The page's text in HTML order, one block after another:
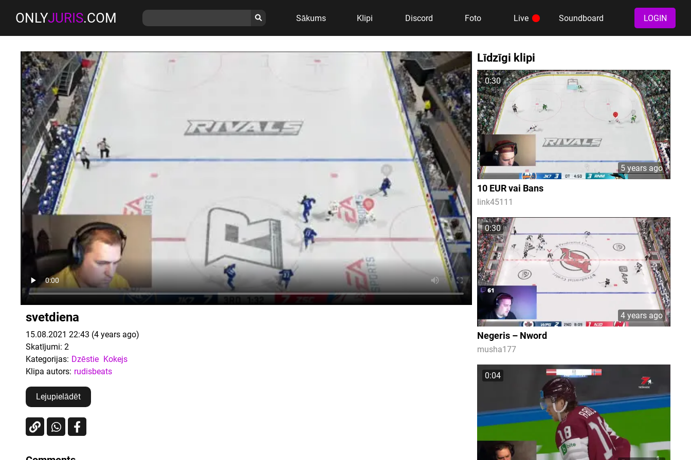
ONLYJURIS.COM Sākums Klipi Discord Foto Live Soundboard LOGIN
svetdiena
15.08.2021 22:43 (4 years ago)
Skatījumi: 2
Kategorijas: Dzēstie Kokejs
Klipa autors: rudisbeats
Lejupielādēt
Līdzīgi klipi
0:30
5 years ago
10 EUR vai Bans
link45111
0:30
4 years ago
Negeris – Nword
musha177
0:04